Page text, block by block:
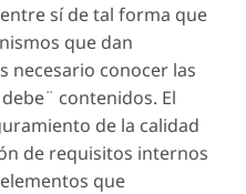
sí de tal forma que
que dan
necesario conocer las
contenidos. El
de la calidad
de requisitos internos
que